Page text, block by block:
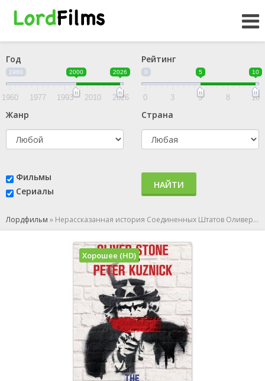
Год
1960 2000 2026
1960 1977 1993 2010 2026
Рейтинг
0 5 10
0 3 5 8 10
Жанр Страна
Фильмы
Сериалы
НАЙТИ
Лордфильм » Нерассказанная история Соединенных Штатов Оливера Стоуна
Хорошее (HD)